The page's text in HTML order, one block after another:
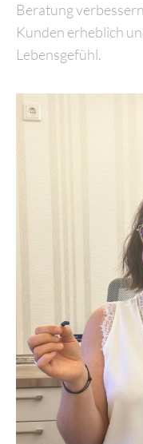
Beratung
Kunden erheblich
Lebensgefühl.